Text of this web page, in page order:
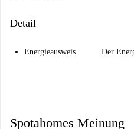
Detail
Energieausweis
Der
Spotahomes Meinung